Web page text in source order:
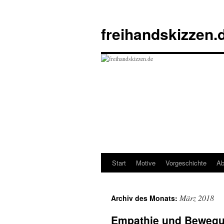
springen
Start Motive Vorgeschichte
Archiv des Monats: März 2018
Empathie und